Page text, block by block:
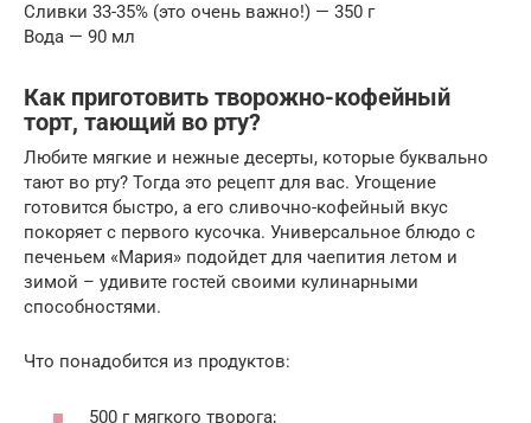
Сливки 33-35% (это очень важно!) — 350 г
Вода — 90 мл
Как приготовить творожно-кофейный
торт, тающий во рту?
Любите мягкие и нежные десерты, которые буквально
тают во рту? Тогда это рецепт для вас. Угощение
готовится быстро, а его сливочно-кофейный вкус
покоряет с первого кусочка. Универсальное блюдо с
печеньем «Мария» подойдет для чаепития летом и
зимой – удивите гостей своими кулинарными
способностями.
Что понадобится из продуктов:
500 г мягкого творога;